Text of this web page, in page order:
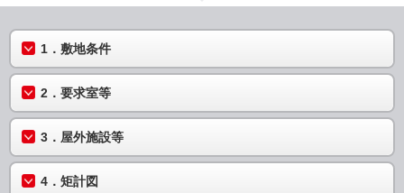
1．敷地条件
2．要求室等
3．屋外施設等
4．矩計図